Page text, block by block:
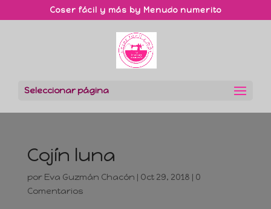
Coser fácil y más by Menudo numerito
Seleccionar página
Cojín luna
por Eva Guzmán Chacón | Oct 29, 2018 | 0
Comentarios